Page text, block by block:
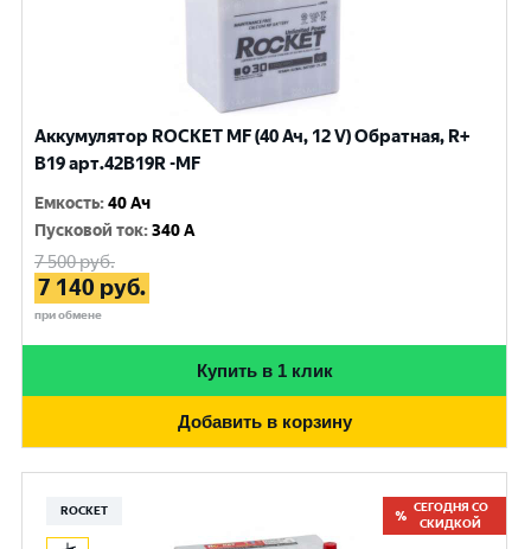
Аккумулятор ROCKET MF (40 Ач, 12 V) Обратная, R+
B19 арт.42B19R -MF
Емкость:40 Ач
Пусковой ток:340 A
7 500руб.
7 140 руб.
при обмене
Купить в 1 клик
Добавить в корзину
ROCKET
СЕГОДНЯ СО
СКИДКОЙ